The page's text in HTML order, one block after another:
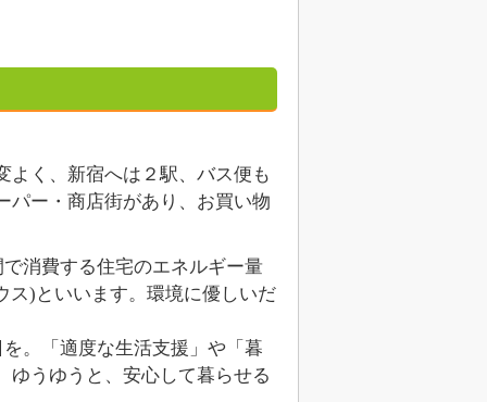
よく、新宿へは２駅、バス便も
パー・商店街があり、お買い物
消費する住宅のエネルギー量
ス)といいます。環境に優しいだ
。「適度な生活支援」や「暮
ゆうゆうと、安心して暮らせる